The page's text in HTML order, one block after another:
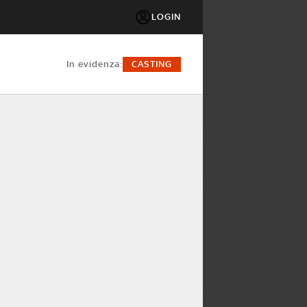
LOGIN
in evidenza: CASTING